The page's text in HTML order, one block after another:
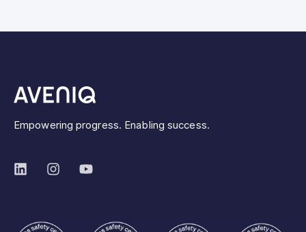
Empowering progress. Enabling success.